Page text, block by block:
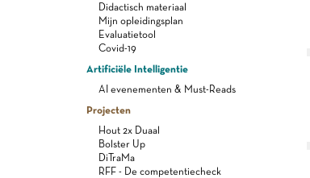
Didactisch materiaal
Mijn opleidingsplan
Evaluatietool
Covid-19
Artificiële Intelligentie
AI evenementen & Must-Reads
Projecten
Hout 2x Duaal
Bolster Up
DiTraMa
RFF - De competentiecheck